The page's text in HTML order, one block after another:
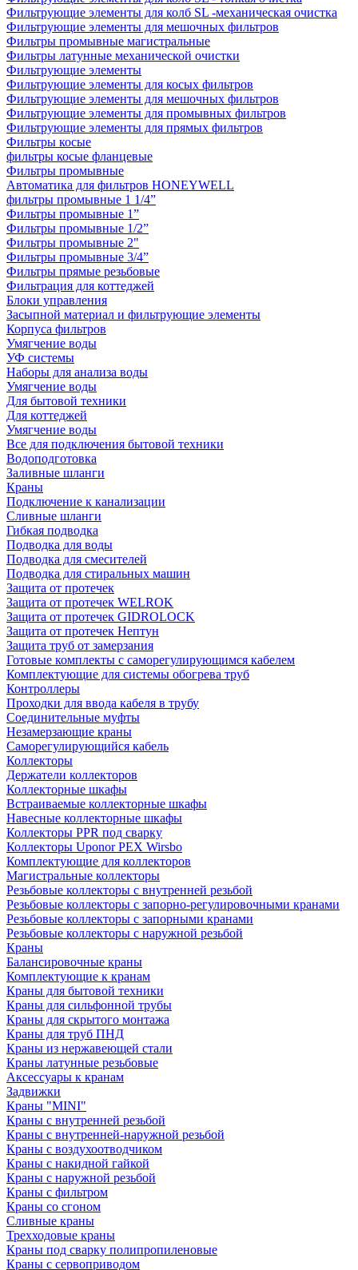
Фильтрующие элементы для колб SL -механическая очистка
Фильтрующие элементы для мешочных фильтров
Фильтры промывные магистральные
Фильтры латунные механической очистки
Фильтрующие элементы
Фильтрующие элементы для косых фильтров
Фильтрующие элементы для мешочных фильтров
Фильтрующие элементы для промывных фильтров
Фильтрующие элементы для прямых фильтров
Фильтры косые
фильтры косые фланцевые
Фильтры промывные
Автоматика для фильтров HONEYWELL
фильтры промывные 1 1/4”
Фильтры промывные 1”
Фильтры промывные 1/2”
Фильтры промывные 2"
Фильтры промывные 3/4”
Фильтры прямые резьбовые
Фильтрация для коттеджей
Блоки управления
Засыпной материал и фильтрующие элементы
Корпуса фильтров
Умягчение воды
УФ системы
Наборы для анализа воды
Умягчение воды
Для бытовой техники
Для коттеджей
Умягчение воды
Все для подключения бытовой техники
Водоподготовка
Заливные шланги
Краны
Подключение к канализации
Сливные шланги
Гибкая подводка
Подводка для воды
Подводка для смесителей
Подводка для стиральных машин
Защита от протечек
Защита от протечек WELROK
Защита от протечек GIDROLOCK
Защита от протечек Нептун
Защита труб от замерзания
Готовые комплекты с саморегулирующимся кабелем
Комплектующие для системы обогрева труб
Контроллеры
Проходки для ввода кабеля в трубу
Соединительные муфты
Незамерзающие краны
Саморегулирующийся кабель
Коллекторы
Держатели коллекторов
Коллекторные шкафы
Встраиваемые коллекторные шкафы
Навесные коллекторные шкафы
Коллекторы PPR под сварку
Коллекторы Uponor PEX Wirsbo
Комплектующие для коллекторов
Магистральные коллекторы
Резьбовые коллекторы с внутренней резьбой
Резьбовые коллекторы с запорно-регулировочными кранами
Резьбовые коллекторы с запорными кранами
Резьбовые коллекторы с наружной резьбой
Краны
Балансировочные краны
Комплектующие к кранам
Краны для бытовой техники
Краны для сильфонной трубы
Краны для скрытого монтажа
Краны для труб ПНД
Краны из нержавеющей стали
Краны латунные резьбовые
Аксессуары к кранам
Задвижки
Краны "MINI"
Краны с внутренней резьбой
Краны с внутренней-наружной резьбой
Краны с воздухоотводчиком
Краны с накидной гайкой
Краны с наружной резьбой
Краны с фильтром
Краны со сгоном
Сливные краны
Трехходовые краны
Краны под сварку полипропиленовые
Краны с сервоприводом